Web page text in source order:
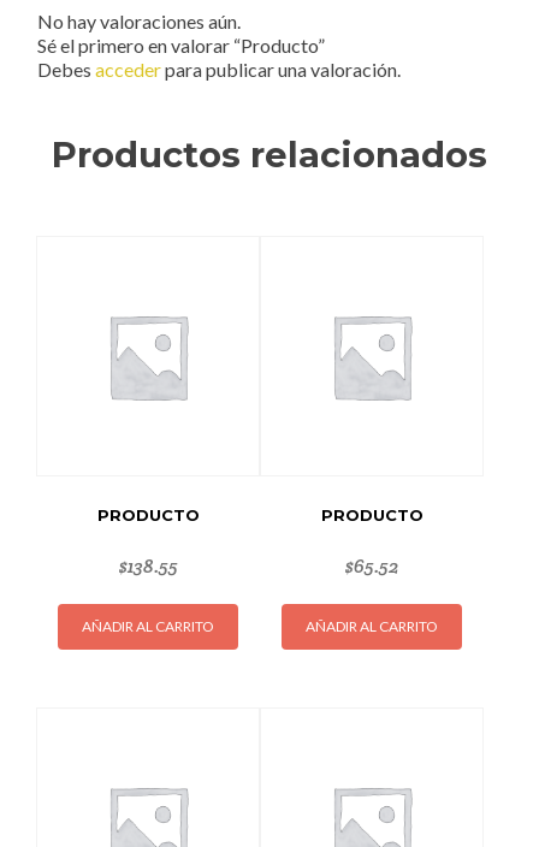
No hay valoraciones aún.
Sé el primero en valorar “Producto”
Debes accederpara publicar una valoración.
Productos relacionados
PRODUCTO
$138.55
AÑADIR AL CARRITO
PRODUCTO
$65.52
AÑADIR AL CARRITO